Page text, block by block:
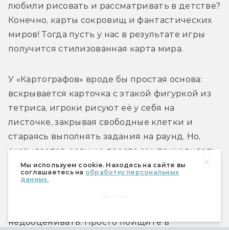
Мы используем cookie. Находясь на сайте вы
соглашаетесь на обработку персональных
данных.
любили рисовать и рассматривать в детстве?
Конечно, карты сокровищ и фантастических
миров! Тогда пусть у нас в результате игры
получится стилизованная карта мира.
У «Картографов» вроде бы простая основа:
вскрывается карточка с этакой фигуркой из
тетриса, игроки рисуют её у себя на
листочке, закрывая свободные клетки и
стараясь выполнять задания на раунд. Но,
оказывается, если не просто заштриховывать
клеточки, а рисовать в них простенькие
деревца, горы или поля, то к концу партии на
недооценивать. Просто поищите в